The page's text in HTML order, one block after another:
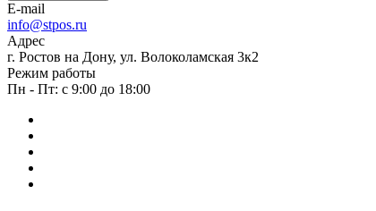
E-mail
info@stpos.ru
Адрес
г. Ростов на Дону, ул. Волоколамская 3к2
Режим работы
Пн - Пт: с 9:00 до 18:00